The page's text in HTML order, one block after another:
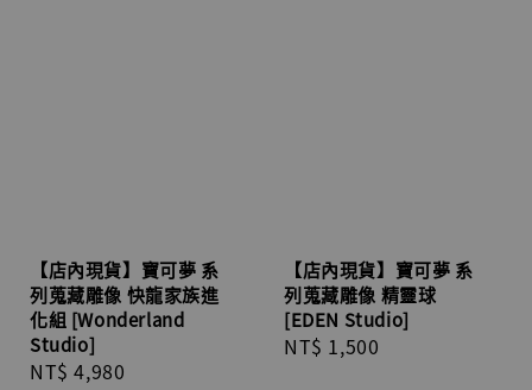
【店內現貨】寶可夢 系
列蒐藏雕像 快龍家族進
化組 [Wonderland
Studio]
Regular
NT$ 4,980
【店內現貨】寶可夢 系
列蒐藏雕像 精靈球
[EDEN Studio]
Regular
NT$ 1,500